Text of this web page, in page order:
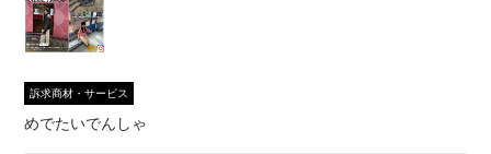
訴求商材・サービス
めでたいでんしゃ